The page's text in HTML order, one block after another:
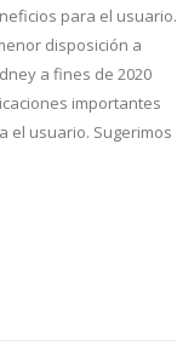
para el usuario.
disposición a
a fines de 2020
importantes
el usuario. Sugerimos